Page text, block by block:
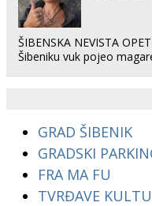
ŠIBENSKA NEVISTA
Šibeniku vuk pojeo
GRAD ŠIBENIK
GRADSKI
FRA MA FU
TVRĐAVE